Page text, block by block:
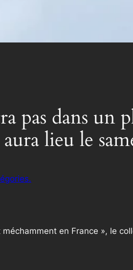
pas dans un
lieu le
en France », le